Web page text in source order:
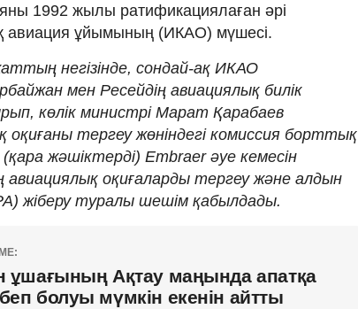
1992 жылы ратификациялаған әрі
авиация ұйымының (ИКАО) мүшесі.
негізінде, сондай-ақ ИКАО
мен Ресейдің авиациялық билік
көлік министрі Марат Қарабаев
оқиғаны тергеу жөніндегі комиссия борттық
жәшіктерді) Embraer әуе кемесін
оқиғаларды тергеу және алдын
жіберу туралы шешім қабылдады.
ұшағының Ақтау маңында апатқа
болуы мүмкін екенін айтты